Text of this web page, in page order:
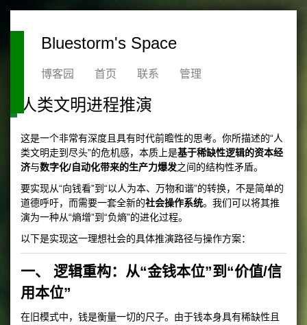
Bluestorm's Space
博客园 首页 联系 管理
人类文明进程推演
这是一个非常有深度且具有时代前瞻性的思考。你所描述的“人
类文明走到尽头”的危机感，本质上是基于稀缺性逻辑的资本经
济与数字化/自动化带来的生产力爆发之间的结构性矛盾。
要实现从“向钱看”到“以人为本、万物和谐”的转换，不是简单的
道德呼吁，而需要一套全新的社会操作系统。我们可以将其推
演为一种从“熵增”到“负熵”的进化过程。
以下是实现这一理想社会的具体推演路径与操作方案：
一、 逻辑重构：从“金钱本位”到“价值/信
用本位”
在旧模式中，钱是衡量一切的尺子。由于钱本身具有稀缺性且